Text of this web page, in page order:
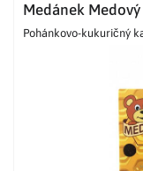
Medánek
Pohánkovo-kukuričný